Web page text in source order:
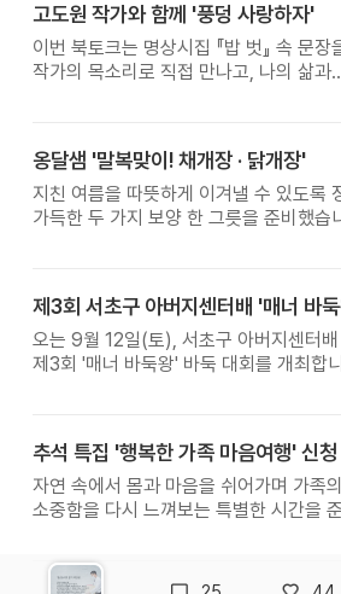
고도원 작가와 함께 '풍덩 사랑하자'
이번 북토크는 명상시집 『밥 벗』 속 문장
작가의 목소리로 직접 만나고, 나의 삶과
옹달샘 '말복맞이! 채개장 · 닭개장'
지친 여름을 따뜻하게 이겨낼 수 있도록
가득한 두 가지 보양 한 그릇을 준비했습
오는 9월 12일(토), 서초구 아버지센터배
제3회 '매너 바둑왕' 바둑 대회를 개최합
추석 특집 '행복한 가족 마음여행' 신청
자연 속에서 몸과 마음을 쉬어가며 가족의
소중함을 다시 느껴보는 특별한 시간을